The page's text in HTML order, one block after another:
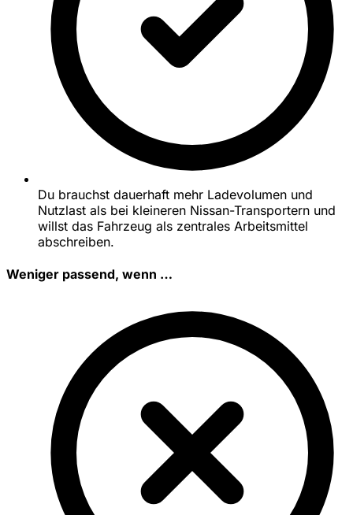
Du brauchst dauerhaft mehr Ladevolumen und
Nutzlast als bei kleineren Nissan-Transportern und
willst das Fahrzeug als zentrales Arbeitsmittel
abschreiben.
Weniger passend, wenn …